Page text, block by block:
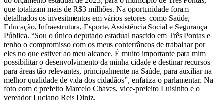
que totalizam mais de R$3 milhões. Na oportunidade foram
detalhados os invesitmentos em vários setores como Saúde,
Educação, Infraestrutura, Esporte, Assistência Social e Segurança
Pública. “Sou o único deputado estadual nascido em Três Pontas e
tenho o compromisso com os meus conterrâneos de trabalhar por
eles no que estiver ao meu alcance. É muito importante para mim
possibilitar o desenvolvimento da minha cidade e destinar recursos
para áreas tão relevantes, principalmente na Saúde, para auxiliar na
melhor qualidade de vida dos cidadãos”, enfatiza o parlamentar. Na
foto com o prefeito Marcelo Chaves, vice-prefeito Luisinho e o
vereador Luciano Reis Diniz.